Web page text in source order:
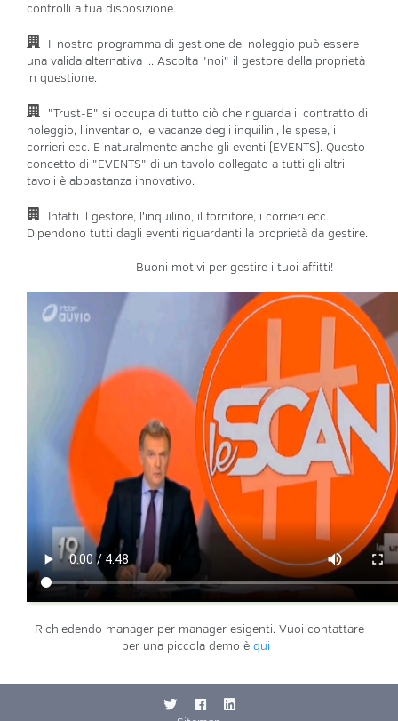
controlli a tua disposizione.
Il nostro programma di gestione del noleggio può essere
una valida alternativa ... Ascolta "noi" il gestore della proprietà
in questione.
"Trust-E" si occupa di tutto ciò che riguarda il contratto di
noleggio, l'inventario, le vacanze degli inquilini, le spese, i
corrieri ecc. E naturalmente anche gli eventi (EVENTS). Questo
concetto di "EVENTS" di un tavolo collegato a tutti gli altri
tavoli è abbastanza innovativo.
Infatti il gestore, l'inquilino, il fornitore, i corrieri ecc.
Dipendono tutti dagli eventi riguardanti la proprietà da gestire.
Buoni motivi per gestire i tuoi affitti!
Richiedendo manager per manager esigenti. Vuoi contattare
per una piccola demo è qui .